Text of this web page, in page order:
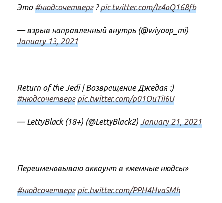
Это#нюдсочетверг?pic.twitter.com/Iz4oQ168fb
— взрыв направленный внутрь (@wiyoop_mi)
January 13, 2021
Return of the Jedi | Возвращение Джедая :)
#нюдсочетверг pic.twitter.com/p01OuTiI6U
— LettyBlack (18+) (@LettyBlack2) January 21, 2021
Переименовываю аккаунт в «мемные нюдсы»
#нюдсочетверг pic.twitter.com/PPH4HvaSMh